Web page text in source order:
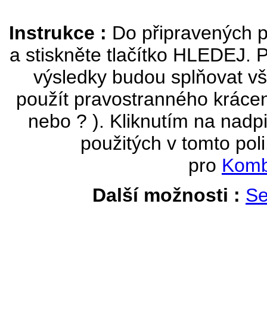
Instrukce : Do připravených
a stiskněte tlačítko HLEDEJ.
výsledky budou splňovat
použít pravostranného
nebo ? ). Kliknutím na
použitých v tomto
pro
Další možnosti :